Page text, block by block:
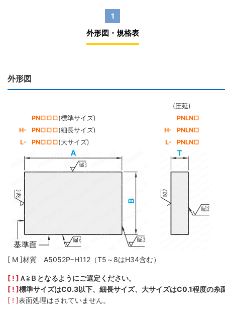
1
外形図・規格表
外形図
(圧延)
PN□□□(標準サイズ)
PNLN□
H-
PN□□□(細長サイズ) H-
PNLN□
L-
PN□□□(大サイズ) L- PNLN□
[ M ]材質 A5052P−H112（T5～8はH34含む）
[ ! ] Ａ≧Ｂとなるようにご選定ください。
[ ! ]標準サイズはC0.3以下、細長サイズ、大サイズはC0.1程度の糸
[ ! ]表面処理はされていません。